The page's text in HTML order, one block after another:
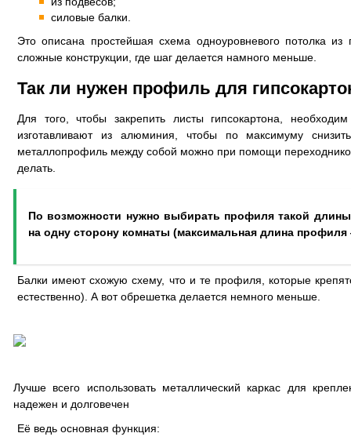
силовые балки.
Это описана простейшая схема одноуровневого потолка
сложные конструкции, где шаг делается намного меньше.
Так ли нужен профиль для
Для того, чтобы закрепить листы гипсокартона,
изготавливают из алюминия, чтобы по максимуму
металлопрофиль между собой можно при помощи
делать.
По возможности нужно выбирать профиля такой
на одну сторону комнаты (максимальная длина
Балки имеют схожую схему, что и те профиля, которые
естественно). А вот обрешетка делается немного меньше.
Лучше всего использовать металлический каркас для
надежен и долговечен
Её ведь основная функция: